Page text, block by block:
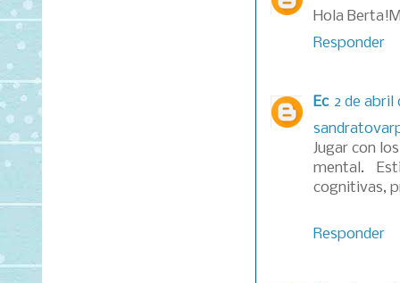
Hola
Responder
Ec 2 de abril
Jugar con
mental.
cognitivas,
Responder